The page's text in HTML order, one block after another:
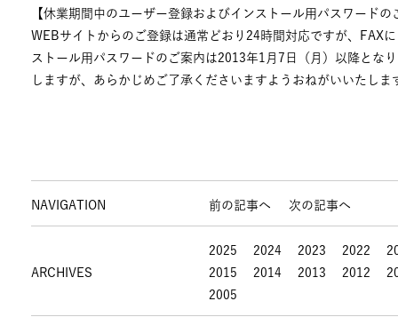
【休業期間中のユーザー登録およびインストール用パスワードの
WEBサイトからのご登録は通常どおり24時間対応ですが、FAX
ストール用パスワードのご案内は2013年1月7日（月）以降とな
しますが、あらかじめご了承くださいますようおねがいいたしま
NAVIGATION 前の記事へ 次の記事へ
ARCHIVES
2025 2024 2023 2022
2015
2014 2013 2012
2005